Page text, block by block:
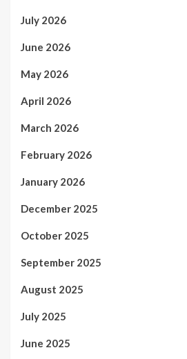
July 2026
June 2026
May 2026
April 2026
March 2026
February 2026
January 2026
December 2025
October 2025
September 2025
August 2025
July 2025
June 2025